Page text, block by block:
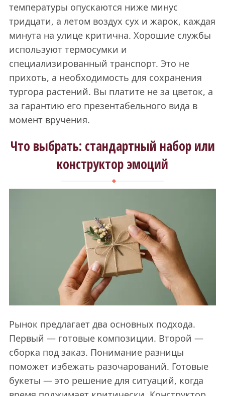
температуры опускаются ниже минус
тридцати, а летом воздух сух и жарок, каждая
минута на улице критична. Хорошие службы
используют термосумки и
специализированный транспорт. Это не
прихоть, а необходимость для сохранения
тургора растений. Вы платите не за цветок, а
за гарантию его презентабельного вида в
момент вручения.
Что выбрать: стандартный набор или
конструктор эмоций
Рынок предлагает два основных подхода.
Первый — готовые композиции. Второй —
сборка под заказ. Понимание разницы
поможет избежать разочарований. Готовые
букеты — это решение для ситуаций, когда